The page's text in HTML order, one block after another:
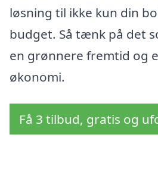
løsning til ikke kun din
budget. Så tænk på det
en grønnere fremtid og
økonomi.
Få 3 tilbud, gratis og